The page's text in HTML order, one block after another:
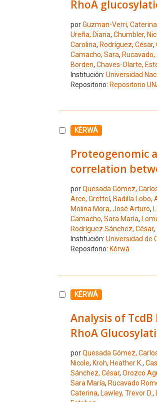
RhoA
porGuzman-Verri, Caterina
Ureña, Diana, Chumbler,
Carolina, Rodríguez, César,
Camacho, Sara,
Borden, Chaves-Olarte,
Institución: Universidad
Repositorio: Repositorio
Seleccione el número de
KÉRWÁ
Proteogenomic
correlation
porQuesada Gómez,
Arce, Grettel , Badilla Lobo,
Molina Mora, José Arturo,
Camacho, Sara María,
Rodríguez Sánchez, César,
Institución: Universidad de
Repositorio: Kérwá
Seleccione el número de
KÉRWÁ
Analysis of
RhoA
porQuesada Gómez,
Nicole, Kroh, Heather K.,
Sánchez, César, Orozco
Sara María, Rucavado
Caterina, Lawley, Trevor D.,